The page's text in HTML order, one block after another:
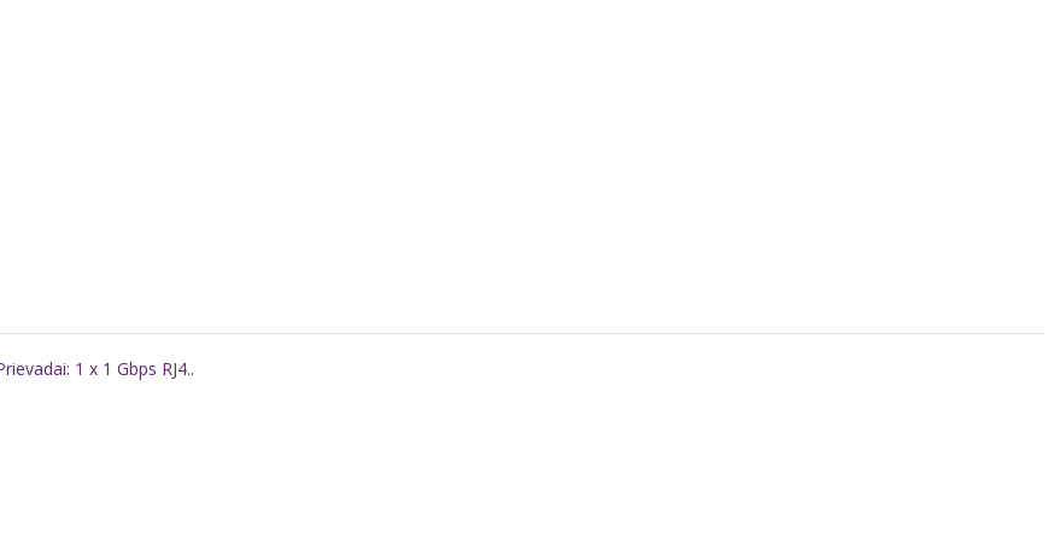
1 x 1 Gbps RJ4..